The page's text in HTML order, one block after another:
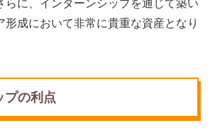
らに、インターンシップを通じて築い
形成において非常に貴重な資産となり
プの利点